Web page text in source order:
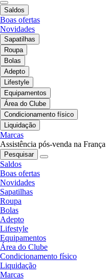
Saldos
Boas ofertas
Novidades
Sapatilhas
Roupa
Bolas
Adepto
Lifestyle
Equipamentos
Área do Clube
Condicionamento físico
Liquidação
Marcas
Assistência pós-venda na França
Pesquisar
Saldos
Boas ofertas
Novidades
Sapatilhas
Roupa
Bolas
Adepto
Lifestyle
Equipamentos
Área do Clube
Condicionamento físico
Liquidação
Marcas